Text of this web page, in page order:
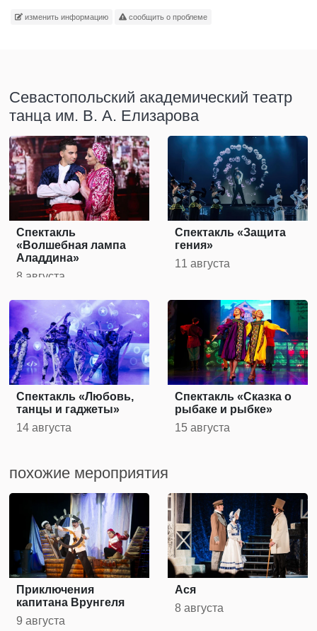
изменить информацию сообщить о проблеме
Севастопольский академический театр
танца им. В. А. Елизарова
Спектакль
«Волшебная лампа
Аладдина»
8 августа
Спектакль «Защита
гения»
11 августа
Спектакль «Любовь,
танцы и гаджеты»
14 августа
Спектакль «Сказка о
рыбаке и рыбке»
15 августа
похожие мероприятия
Приключения
капитана Врунгеля
9 августа
Ася
8 августа